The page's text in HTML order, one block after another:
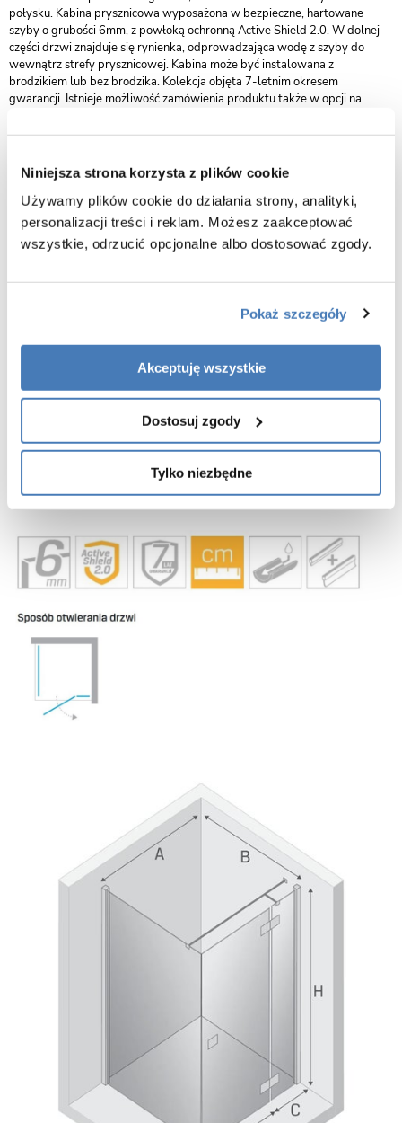
Niniejsza strona korzysta z plików cookie
Używamy plików cookie do działania strony, analityki,
personalizacji treści i reklam. Możesz zaakceptować
wszystkie, odrzucić opcjonalne albo dostosować zgody.
Pokaż szczegóły
Akceptuję wszystkie
Dostosuj zgody
Tylko niezbędne
połysku. Kabina prysznicowa wyposażona w bezpieczne, hartowane
szyby o grubości 6mm, z powłoką ochronną Active Shield 2.0. W dolnej
części drzwi znajduje się rynienka, odprowadzająca wodę z szyby do
wewnątrz strefy prysznicowej. Kabina może być instalowana z
brodzikiem lub bez brodzika. Kolekcja objęta 7-letnim okresem
gwarancji. Istnieje możliwość zamówienia produktu także w opcji na
wariant kabiny prawy
kabina przystosowana do montażu na posadzce lub na brodziku
drzwi uchylne otwierające się na zewnątrz
bezpieczne szkło przeźroczyste o grubości 6 mm
estetyczna rynienka w dolnej krawędzi drzwi zapobiegająca ściekaniu
elegancki wspornik zapewniający stabilność drzwi
uszczelki magnetyczne